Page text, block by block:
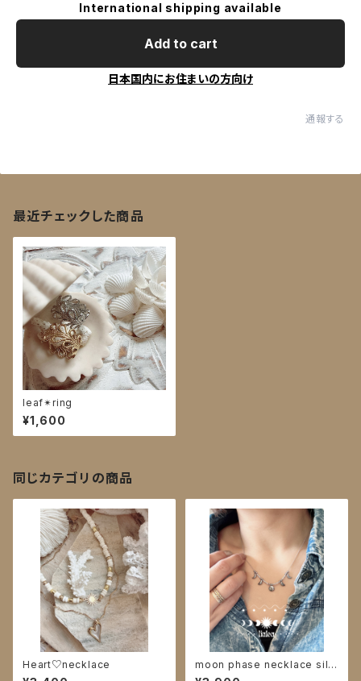
International shipping available
Add to cart
日本国内にお住まいの方向け
通報する
最近チェックした商品
leaf✴︎ring
¥1,600
同じカテゴリの商品
Heart♡necklace
moon phase necklace silv
er